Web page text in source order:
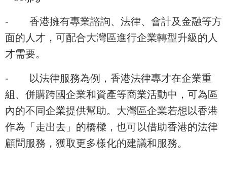
-
香港擁有專業諮詢、法律、會計及金融等方
面的人才，可配合大灣區進行企業轉型升級的人
才需要。
-
以法律服務為例，香港法律專才在企業重
組、併購跨國企業和資產等商業活動中，可為區
內的不同企業提供幫助。大灣區企業若想以香港
作為「走出去」的橋樑，也可以借助香港的法律
顧問服務，獲取更多樣化的建議和服務。